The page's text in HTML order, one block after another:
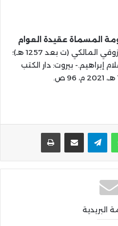
المسماة عقيدة العوام
/ أحمد المرزوقي المالكي (ت بعد 1257 هـ)؛
إبراهيم.- بيروت: دار الكتب
واتساب تيلقرام مشاركة عبر البريد
البريدية